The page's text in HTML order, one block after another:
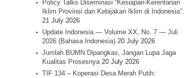
Policy Talks Diseminasi “Kesiapan-Kerentanan
Iklim Provinsi dan Kebijakan Iklim di Indonesia”.
21 July 2026
Update Indonesia — Volume XX, No. 7 — Juli
2026 (Bahasa Indonesia) 20 July 2026
Jumlah BUMN Dipangkas, Jangan Lupa Jaga
Kualitas Prosesnya 20 July 2026
TIF 134 – Koperasi Desa Merah Putih: